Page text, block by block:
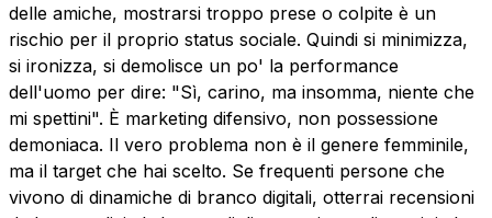
delle amiche, mostrarsi troppo prese o colpite è un
rischio per il proprio status sociale. Quindi si minimizza,
si ironizza, si demolisce un po' la performance
dell'uomo per dire: "Sì, carino, ma insomma, niente che
mi spettini". È marketing difensivo, non possessione
demoniaca. ​ Il vero problema non è il genere femminile,
ma il target che hai scelto. Se frequenti persone che
vivono di dinamiche di branco digitali, otterrai recensioni